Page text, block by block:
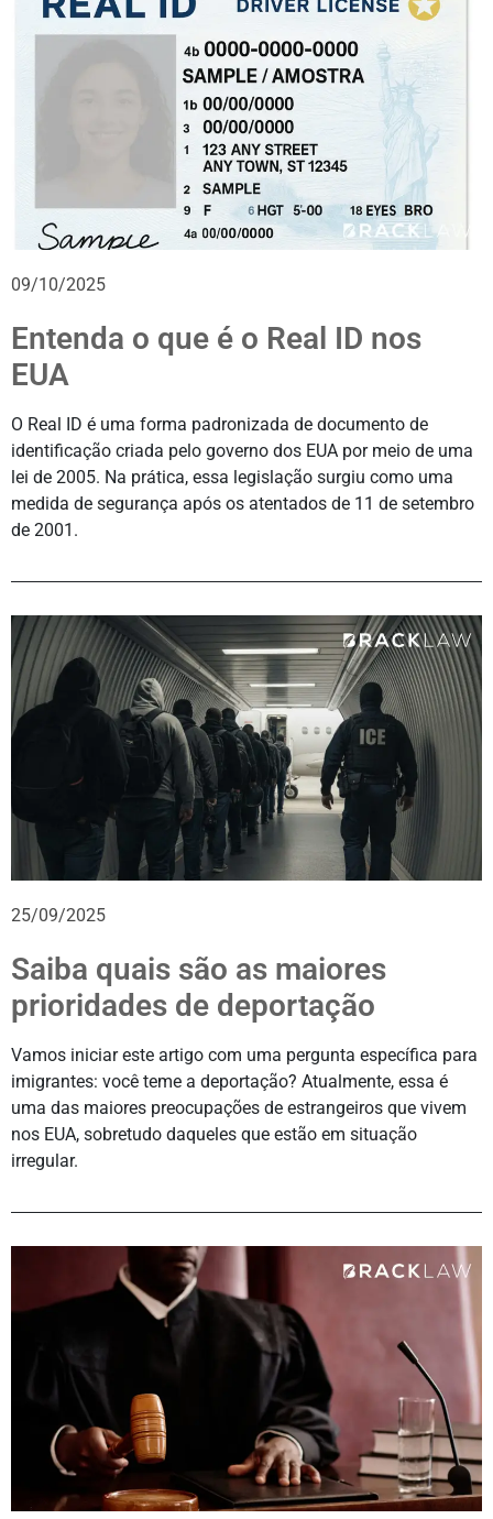
09/10/2025
Entenda o que é o Real ID nos
EUA
O Real ID é uma forma padronizada de documento de
identificação criada pelo governo dos EUA por meio de uma
lei de 2005. Na prática, essa legislação surgiu como uma
medida de segurança após os atentados de 11 de setembro
de 2001.
25/09/2025
Saiba quais são as maiores
prioridades de deportação
Vamos iniciar este artigo com uma pergunta específica para
imigrantes: você teme a deportação? Atualmente, essa é
uma das maiores preocupações de estrangeiros que vivem
nos EUA, sobretudo daqueles que estão em situação
irregular.